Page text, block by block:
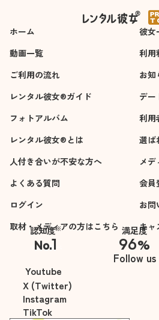
ホーム
彼女
動画一覧
利用
ご利用の流れ
お知
レンタル彼女®ガイド
デー
フォトアルバム
利用
レンタル彼女®とは
選ば
人付き合いが不安な方へ
メ
よくある質問
会員
ログイン
お問
取材・メディアの方はこちら
キャ
認知度※
No.1
※自社調べ
満足度
96%
Follow us
Youtube
X (Twitter)
Instagram
TikTok